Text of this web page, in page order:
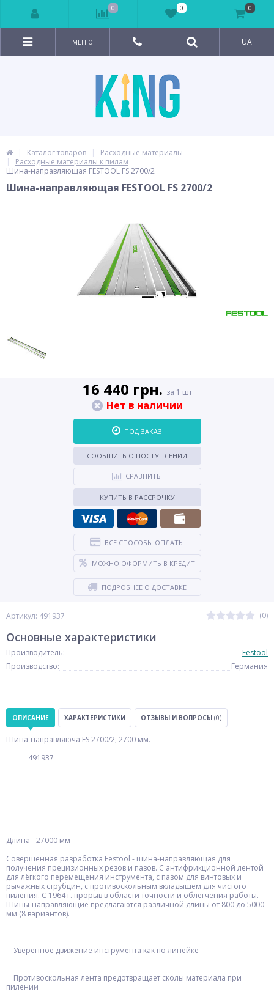
МЕНЮ UA
Каталог товаров
Расходные материалы
Расходные материалы к пилам
Шина-направляющая FESTOOL FS 2700/2
Шина-направляющая FESTOOL FS 2700/2
Артикул: 491937 (0)
16 440 грн. за 1 шт
Нет в наличии
ПОД ЗАКАЗ
СООБЩИТЬ О ПОСТУПЛЕНИИ
СРАВНИТЬ
КУПИТЬ В РАССРОЧКУ
ВСЕ СПОСОБЫ ОПЛАТЫ
МОЖНО ОФОРМИТЬ В КРЕДИТ
ПОДРОБНЕЕ О ДОСТАВКЕ
Основные характеристики
Производитель:
Festool
Производство:
Германия
ОПИСАНИЕ ХАРАКТЕРИСТИКИ ОТЗЫВЫ И ВОПРОСЫ (0)
Шина-направляюча FS 2700/2; 2700 мм.
491937
Длина - 27000 мм
Совершенная разработка Festool - шина-направляющая для
получения прецизионных резов и пазов. С антифрикционной лентой
для лёгкого перемещения инструмента, с пазом для винтовых и
рычажных струбцин, с противоскольным вкладышем для чистого
пиления. С 1964 г. прорыв в области точности и облегчения работы.
Шины-направляющие предлагаются различной длины от 800 до 5000
мм (8 вариантов).
Уверенное движение инструмента как по линейке
Противоскольная лента предотвращает сколы материала при
пилении
0 0 0